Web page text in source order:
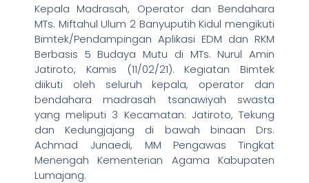
Kepala Madrasah, Operator dan Bendahara
MTs. Miftahul Ulum 2 Banyuputih Kidul mengikuti
Bimtek/Pendampingan Aplikasi EDM dan RKM
Berbasis 5 Budaya Mutu di MTs. Nurul Amin
Jatiroto, Kamis (11/02/21). Kegiatan Bimtek
diikuti oleh seluruh kepala, operator dan
bendahara madrasah tsanawiyah swasta
yang meliputi 3 Kecamatan: Jatiroto, Tekung
dan Kedungjajang di bawah binaan Drs.
Achmad Junaedi, MM Pengawas Tingkat
Menengah Kementerian Agama Kabupaten
Lumajang.